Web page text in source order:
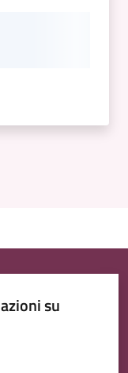
su